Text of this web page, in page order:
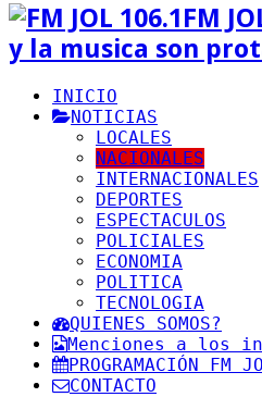
FM
y la musica son
INICIO
NOTICIAS
LOCALES
NACIONALES
INTERNACIONALES
DEPORTES
ESPECTACULOS
POLICIALES
ECONOMIA
POLITICA
TECNOLOGIA
QUIENES SOMOS?
Menciones a los
PROGRAMACIÓN FM
CONTACTO